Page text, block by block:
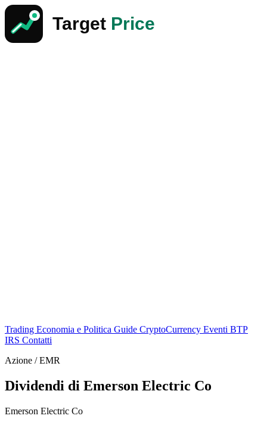
Trading Economia e Politica Guide CryptoCurrency Eventi BTP
IRS Contatti
Azione / EMR
Dividendi di Emerson Electric Co
Emerson Electric Co